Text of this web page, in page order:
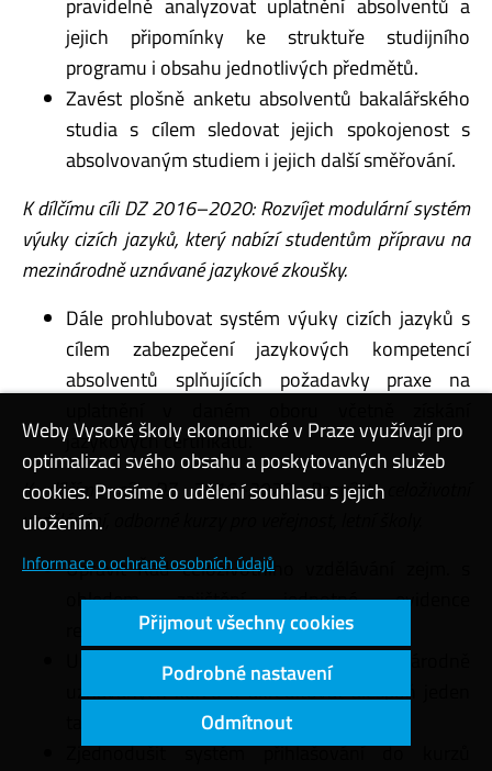
jejich připomínky ke struktuře studijního
programu i obsahu jednotlivých předmětů.
Zavést plošně anketu absolventů bakalářského
studia s cílem sledovat jejich spokojenost s
absolvovaným studiem i jejich další směřování.
K dílčímu cíli DZ 2016–2020: Rozvíjet modulární systém
výuky cizích jazyků, který nabízí studentům přípravu na
mezinárodně uznávané jazykové zkoušky.
Dále prohlubovat systém výuky cizích jazyků s
cílem zabezpečení jazykových kompetencí
absolventů splňujících požadavky praxe na
jazykových certifikátů.
K dílčímu cíli DZ 2016–2020: Rozvíjet celoživotní
vzdělávání, odborné kurzy pro veřejnost, letní školy.
Upravit Řád celoživotního vzdělávání zejm. s
ohledem zajištění jednotné evidence
realizovaných programů.
Umožnit realizaci dalších forem mezinárodně
uznávaných kurzů a akreditovat alespoň jeden
Zjednodušit systém přihlašování do kurzů
Weby Vysoké školy ekonomické v Praze využívají pro
optimalizaci svého obsahu a poskytovaných služeb
cookies. Prosíme o udělení souhlasu s jejich
uložením.
Informace o ochraně osobních údajů
Přijmout všechny cookies
Podrobné nastavení
Odmítnout